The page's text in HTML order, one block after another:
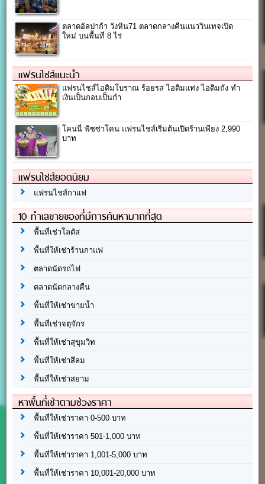
ตลาดอัลปาก้า วังหิน71 ตลาดกลางคืนแนววินเทจเปิด
ใหม่ บนพื้นที่ 8 ไร่
แฟรนไชส์แนะนำ
แฟรนไชส์ไอติมโบราณ ร้อยรส ไอติมแท่ง ไอติมถัง ทำ
เงินเป็นกอบเป็นกำ
โคนนี่ พิซซ่าโคน แฟรนไชส์เริ่มต้นเปิดร้านเพียง 2,990
บาท
แฟรนไชส์ยอดนิยม
แฟรนไชส์กาแฟ
10 ทำเลขายของที่มีการค้นหามากที่สุด
พื้นที่เช่าโลตัส
พื้นที่ให้เช่าร้านกาแฟ
ตลาดนัดรถไฟ
ตลาดนัดกลางคืน
พื้นที่ให้เช่าขายน้ำ
พื้นที่เช่าจตุจักร
พื้นที่ให้เช่าสุขุมวิท
พื้นที่ให้เช่าสีลม
พื้นที่ให้เช่าสยาม
หาพื้นที่เช่าตามช่วงราคา
พื้นที่ให้เช่าราคา 0-500 บาท
พื้นที่ให้เช่าราคา 501-1,000 บาท
พื้นที่ให้เช่าราคา 1,001-5,000 บาท
พื้นที่ให้เช่าราคา 10,001-20,000 บาท